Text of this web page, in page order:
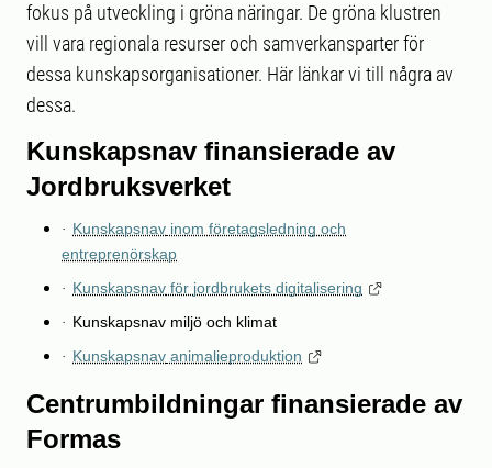
fokus på utveckling i gröna näringar. De gröna klustren
vill vara regionala resurser och samverkansparter för
dessa kunskapsorganisationer. Här länkar vi till några av
dessa.
Kunskapsnav finansierade av
Jordbruksverket
· Kunskapsnav inom företagsledning och
entreprenörskap
· Kunskapsnav för jordbrukets digitalisering
· Kunskapsnav miljö och klimat
· Kunskapsnav animalieproduktion
Centrumbildningar finansierade av
Formas